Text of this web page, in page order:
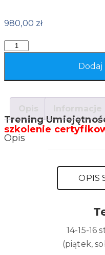
980,00 zł
Quantity
Dodaj
Opis
Opis
Trening
szkolenie
OPIS
14-15-16
(piątek,